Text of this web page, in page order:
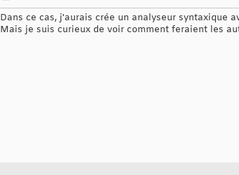
Dans ce cas, j'aurais crée un analyseur syntaxique
Mais je suis curieux de voir comment feraient les